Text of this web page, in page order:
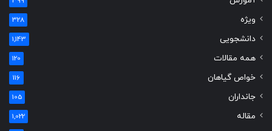
ویژه 328
دانشجویی 1,143
همه مقالات 120
خواص گیاهان 116
جانداران 105
مقاله 1,022